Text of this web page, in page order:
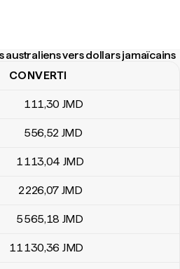
australiens vers dollars jamaïcains
vers dollars jamaïcains
CONVERTI
111,30 JMD
556,52 JMD
1 113,04 JMD
2 226,07 JMD
5 565,18 JMD
11 130,36 JMD